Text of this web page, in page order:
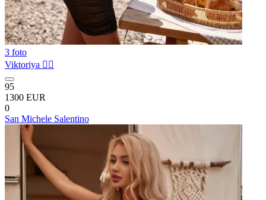
3 foto
Viktoriya ❤️‍🔥
95
1300 EUR
0
San Michele Salentino